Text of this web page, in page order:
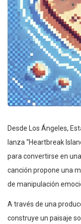
Desde Los Ángeles,
lanza “Heartbreak
para convertirse en
canción propone una
de manipulación
A través de una
construye un paisaje